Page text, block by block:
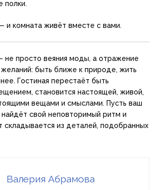
полки.
и комната живёт вместе с вами.
не просто веяния моды, а отражение
быть ближе к природе, жить
Гостиная перестаёт быть
становится настоящей, живой,
вещами и смыслами. Пусть ваш
свой неповторимый ритм и
из деталей, подобранных
Валерия Абрамова